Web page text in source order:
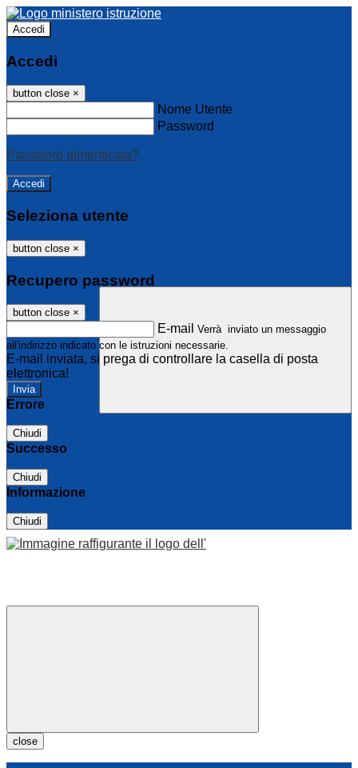
Accedi
Accedi
button close ×
Nome Utente
Password
Password dimenticata?
Seleziona utente
button close ×
Recupero password
button close ×
E-mail Verrà inviato un messaggio
all'indirizzo indicato con le istruzioni necessarie.
E-mail inviata, si prega di controllare la casella di posta
elettronica!
Errore
Chiudi
Successo
Chiudi
Informazione
Chiudi
close